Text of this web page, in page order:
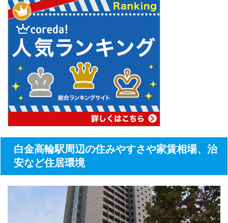
白金高輪駅周辺の住みやすさや家賃相場、治
安など住居環境